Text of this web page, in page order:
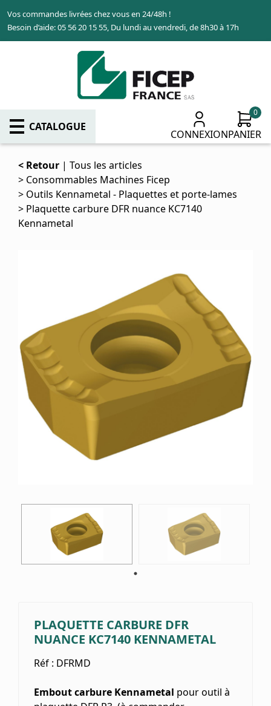
au
Vos commandes livrées chez vous en 24/48h !
Besoin d’aide: 05 56 20 15 55, Du lundi au vendredi, de 8h30 à 17h
CATALOGUE
CONNEXION
0
PANIER
Retour
Tous les articles
Consommables Machines Ficep
Outils Kennametal - Plaquettes et porte-lames
Plaquette carbure DFR nuance KC7140
Kennametal
PLAQUETTE CARBURE DFR
NUANCE KC7140 KENNAMETAL
Réf : DFRMD
Embout carbure Kennametal pour outil à